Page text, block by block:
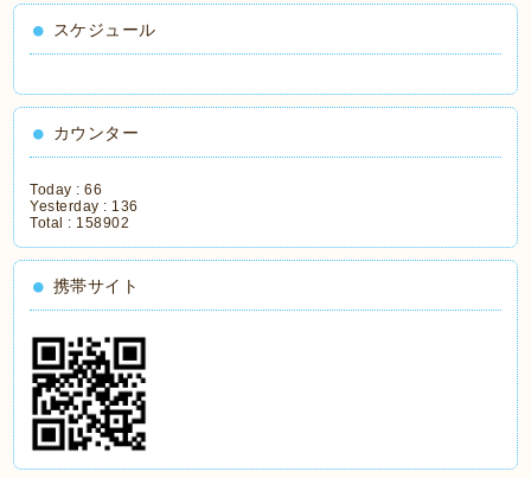
スケジュール
カウンター
Today :66
Yesterday : 136
Total : 158902
携帯サイト